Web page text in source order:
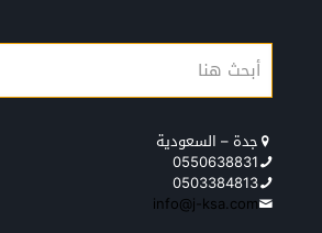
جدة – السعودية
0550638831
0503384813
info@j-ksa.com